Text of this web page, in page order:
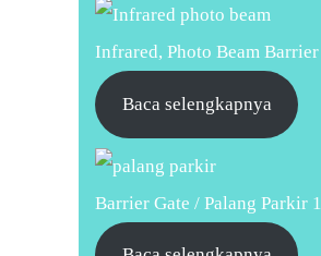
Infrared, Photo Beam
Baca selengkapnya
Barrier Gate / Palang Parkir